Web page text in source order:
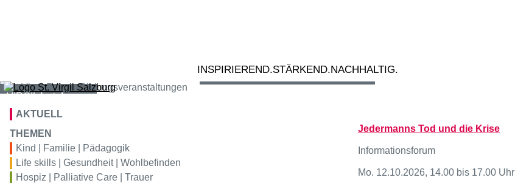
INSPIRIEREND.STÄRKEND.NACHHALTIG.
VIRGILhotel
VIRGILkunstraum
AKTUELL
THEMEN
Kind | Familie | Pädagogik
Life skills | Gesundheit | Wohlbefinden
Hospiz | Palliative Care | Trauer
Jedermanns Tod und die Krise
Informationsforum
Mo. 12.10.2026, 14.00 bis 17.00 Uhr